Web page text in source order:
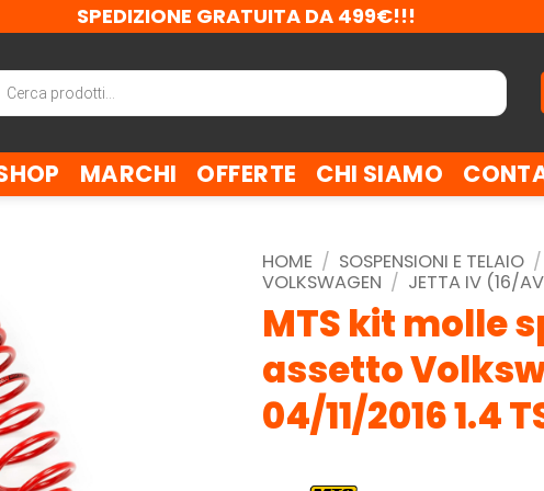
SPEDIZIONE GRATUITA DA 499€!!!
MARCHI OFFERTE CHI SIAMO
HOME / SOSPENSIONI E TELAIO /
VOLKSWAGEN / JETTA IV (16/
MTS kit molle
assetto
04/11/2016 1.4